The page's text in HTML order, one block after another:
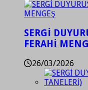
SERGİ
FERAHİ
26/03/2026